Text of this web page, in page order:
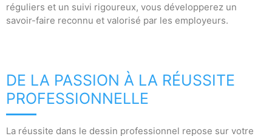
réguliers et un suivi rigoureux, vous développerez un
savoir-faire reconnu et valorisé par les employeurs.
DE LA PASSION À LA RÉUSSITE
PROFESSIONNELLE
La réussite dans le dessin professionnel repose sur votre